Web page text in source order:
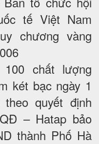
tế Việt Nam
chương vàng
chất lượng
két bạc ngày 1
quyết định
– Hatap bảo
thành Phố Hà